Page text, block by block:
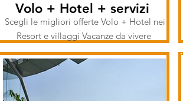
Volo + Hotel + servizi
Scegli le migliori offerte Volo + Hotel nei
Resort e villaggi Vacanze da vivere